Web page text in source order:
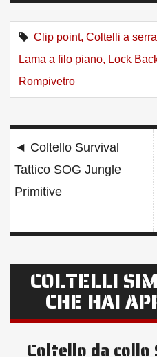
Clip point, Coltelli a
Lama a filo piano, Lock
Rompivetro
Navigazione
articoli
◄ Coltello Survival
Tattico SOG Jungle
Primitive
COLTELLI
CHE HAI
Coltello da collo